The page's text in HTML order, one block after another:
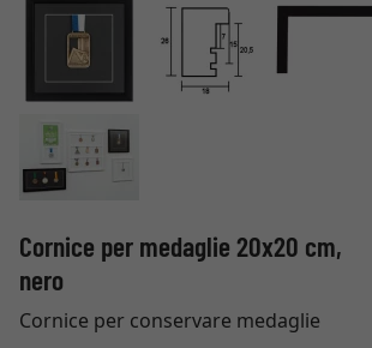
Cornice per medaglie 20x20 cm,
nero
Cornice per conservare medaglie